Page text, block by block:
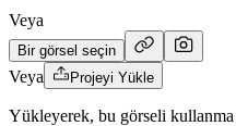
Veya
Bir görsel seçin
Veya Projeyi Yükle
Yükleyerek, bu görseli kullanma